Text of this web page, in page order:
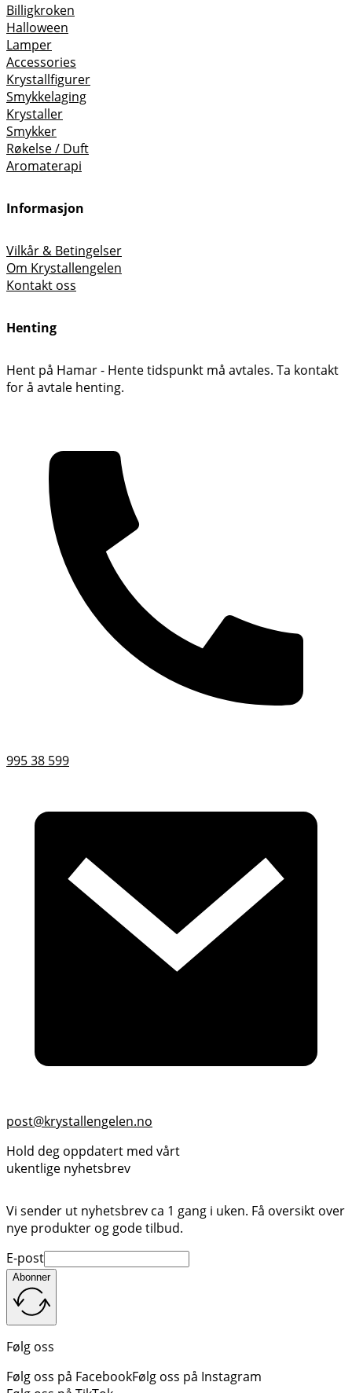
Billigkroken
Halloween
Lamper
Accessories
Krystallfigurer
Smykkelaging
Krystaller
Smykker
Røkelse / Duft
Aromaterapi
Informasjon
Vilkår & Betingelser
Om Krystallengelen
Kontakt oss
Henting
Hent på Hamar - Hente tidspunkt må avtales. Ta kontakt
for å avtale henting.
995 38 599
post@krystallengelen.no
Hold deg oppdatert med vårt
ukentlige nyhetsbrev
Vi sender ut nyhetsbrev ca 1 gang i uken. Få oversikt over
nye produkter og gode tilbud.
E-post
Abonner
Følg oss
Følg oss på FacebookFølg oss på Instagram